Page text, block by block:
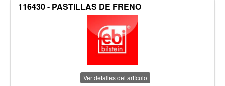
116430 - PASTILLAS DE FRENO
Ver detalles del artículo